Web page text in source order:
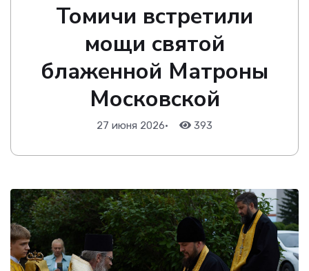
Томичи встретили
мощи святой
блаженной Матроны
Московской
27 июня 2026• 393